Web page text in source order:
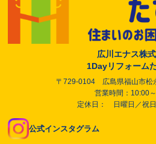
広川エナス株
1Dayリフォーム
〒729-0104 広島県福山市松
営業時間：10:00
定休日： 日曜日／祝
公式インスタグラム